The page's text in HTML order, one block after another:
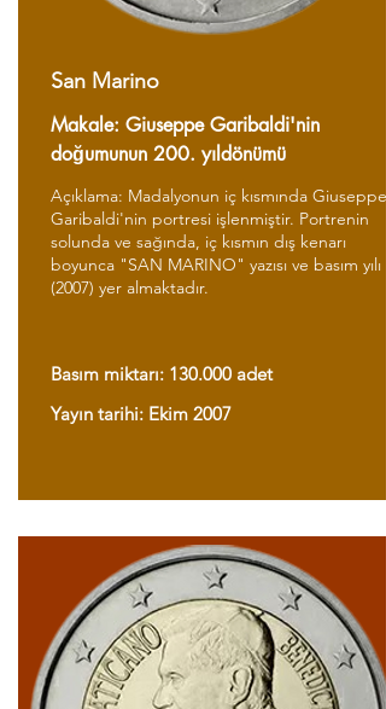
San Marino
Makale: Giuseppe Garibaldi'nin
doğumunun 200. yıldönümü
Açıklama: Madalyonun iç kısmında Giuseppe
Garibaldi'nin portresi işlenmiştir. Portrenin
solunda ve sağında, iç kısmın dış kenarı
boyunca "SAN MARINO" yazısı ve basım yılı
(2007) yer almaktadır.
Basım miktarı: 130.000 adet
Yayın tarihi: Ekim 2007